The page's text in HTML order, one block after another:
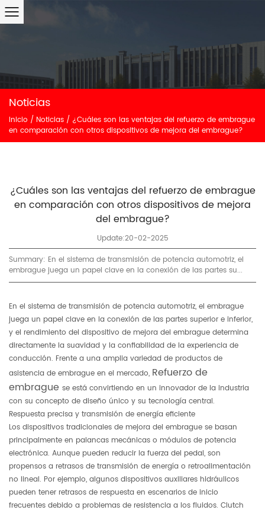
Noticias
Inicio / Noticias / ¿Cuáles son las ventajas del refuerzo de embrague
en comparación con otros dispositivos de mejora del embrague?
¿Cuáles son las ventajas del refuerzo de embrague
en comparación con otros dispositivos de mejora
del embrague?
Update:20-02-2025
Summary: En el sistema de transmisión de potencia automotriz, el
embrague juega un papel clave en la conexión de las partes su...
En el sistema de transmisión de potencia automotriz, el embrague
juega un papel clave en la conexión de las partes superior e inferior,
y el rendimiento del dispositivo de mejora del embrague determina
directamente la suavidad y la confiabilidad de la experiencia de
conducción. Frente a una amplia variedad de productos de
asistencia de embrague en el mercado, Refuerzo de
embrague se está convirtiendo en un innovador de la industria
con su concepto de diseño único y su tecnología central.
Respuesta precisa y transmisión de energía eficiente
Los dispositivos tradicionales de mejora del embrague se basan
principalmente en palancas mecánicas o módulos de potencia
electrónica. Aunque pueden reducir la fuerza del pedal, son
propensos a retrasos de transmisión de energía o retroalimentación
no lineal. Por ejemplo, algunos dispositivos auxiliares hidráulicos
pueden tener retrasos de respuesta en escenarios de inicio
frecuentes debido a problemas de resistencia a los fluidos. Clutch